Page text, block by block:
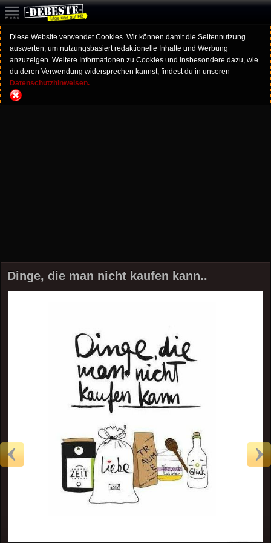
Diese Website verwendet Cookies. Wir können damit die Seitennutzung
auswerten, um nutzungsbasiert redaktionelle Inhalte und Werbung
anzuzeigen. Weitere Informationen zu Cookies und insbesondere dazu, wie
du deren Verwendung widersprechen kannst, findest du in unseren
Datenschutzhinweisen.
Dinge, die man nicht kaufen kann..